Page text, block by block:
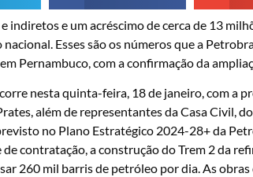
indiretos e um acréscimo de cerca de 13
Esses são os números que a
Pernambuco, com a confirmação da
nesta quinta-feira, 18 de janeiro, com a
além de representantes da Casa Civil,
no Plano Estratégico 2024-28+ da
contratação, a construção do Trem 2 da
260 mil barris de petróleo por dia. As